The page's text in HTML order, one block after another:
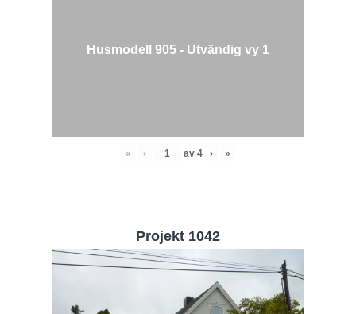
Husmodell 905 - Utvändig vy 1
« ‹ av 4 › »
Projekt 1042